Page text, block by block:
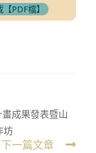
【PDF檔】
成果發表暨山
坊
下一篇文章